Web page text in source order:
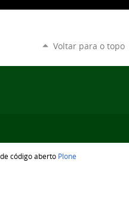
Voltar para o topo
código aberto Plone